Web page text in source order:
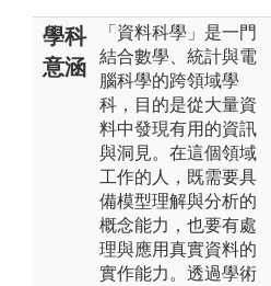
學科
意涵
「資料科學」是一門
結合數學、統計與電
腦科學的跨領域學
科，目的是從大量資
料中發現有用的資訊
與洞見。在這個領域
工作的人，既需要具
備模型理解與分析的
概念能力，也要有處
理與應用真實資料的
實作能力。透過學術